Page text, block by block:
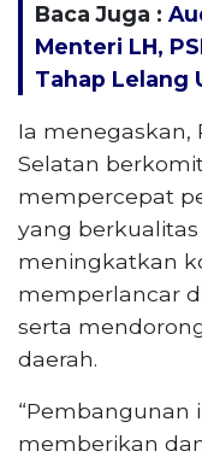
Baca Juga :
Menteri LH,
Tahap Lelang
Ia menegaskan,
Selatan
mempercepat
yang
meningkatkan
memperlancar
serta
daerah.
“Pembangunan
memberikan